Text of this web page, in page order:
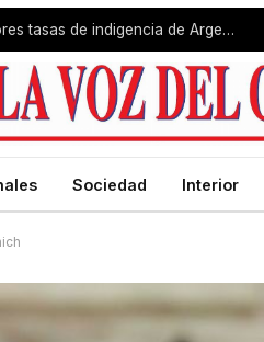
Gran Resistencia registró una de las mayores tasas de indigencia de Argentina
Sociedad Interior